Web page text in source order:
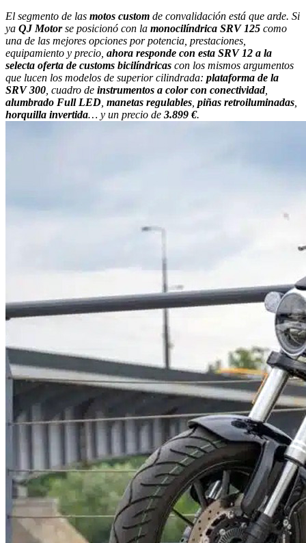
El segmento de las motos custom de convalidación está que arde. Si
ya QJ Motorse posicionó con la monocilíndrica SRV 125 como
una de las mejores opciones por potencia, prestaciones,
equipamiento y precio, ahora responde con esta SRV 12 a la
selecta oferta de customs bicilíndricas con los mismos argumentos
que lucen los modelos de superior cilindrada: plataforma de la
SRV 300, cuadro de instrumentos a color con conectividad,
alumbrado Full LED, manetas regulables, piñas retroiluminadas,
horquilla invertida… y un precio de 3.899 €.